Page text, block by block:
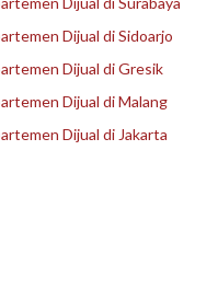
Dijual di Sidoarjo
Dijual di Gresik
Dijual di Malang
Dijual di Jakarta